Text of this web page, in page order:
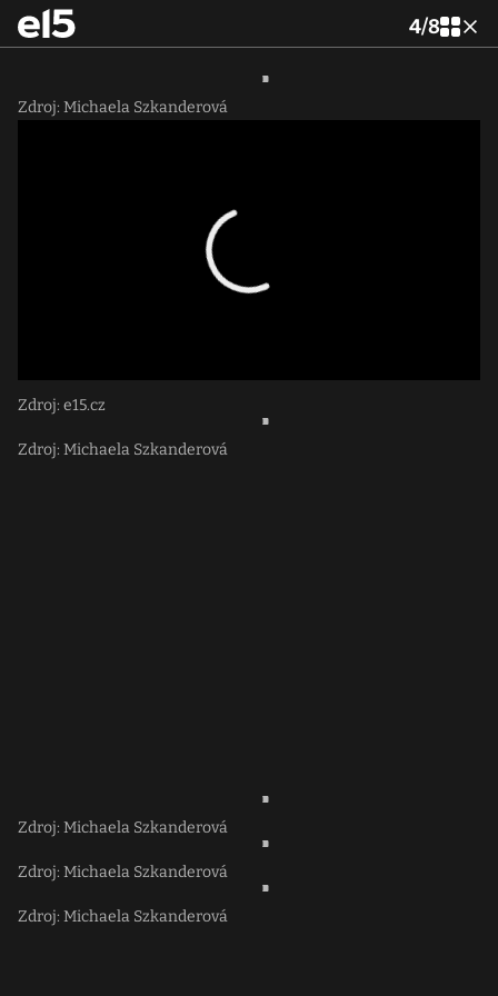
4/8
Zdroj: Michaela Szkanderová
Zdroj: e15.cz
Zdroj: Michaela Szkanderová
Zdroj: Michaela Szkanderová
Zdroj: Michaela Szkanderová
Zdroj: Michaela Szkanderová